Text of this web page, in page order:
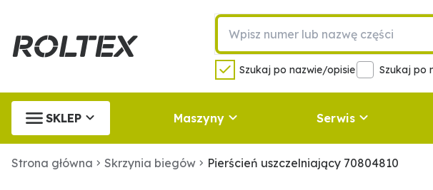
Szukaj po nazwie/opisie Szukaj po
SKLEP Maszyny Serwis
Strona główna Skrzynia biegów Pierścień uszczelniający 70804810